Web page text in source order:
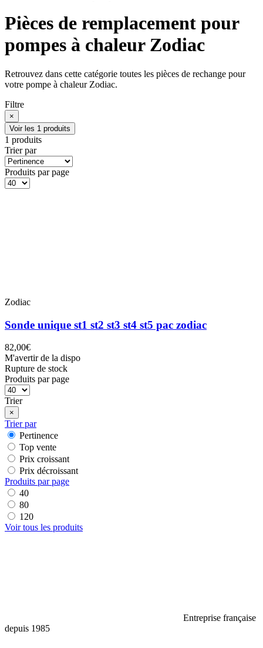
Pièces de remplacement pour
pompes à chaleur Zodiac
Retrouvez dans cette catégorie toutes les pièces de rechange pour
votre pompe à chaleur Zodiac.
Filtre
×
Voir les 1 produits
1 produits
Trier par
Produits par page
Zodiac
Sonde unique st1 st2 st3 st4 st5 pac zodiac
82,00€
M'avertir de la dispo
Rupture de stock
Produits par page
Trier
×
Trier par
Pertinence
Top vente
Prix croissant
Prix décroissant
Produits par page
40
80
120
Voir tous les produits
Entreprise française
depuis 1985